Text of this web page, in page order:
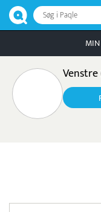
Søg i Paqle